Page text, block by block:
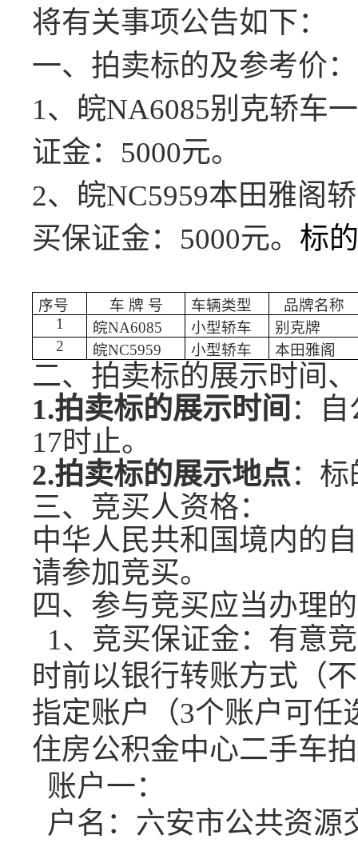
将有关事项公告如下：
一、 拍卖标的及参考价：
1、 皖NA6085别克轿车
证金：5000元。
2、皖NC5959本田雅阁
买保证金：5000元。 标
序号 车 牌 号 车辆类型
品牌名称
1
皖NA6085 小型轿车
别克牌
2
皖NC5959 小型轿车 本田雅阁
二、拍卖标的展示时间
1.拍卖标的展示时间 ：
17时止。
2.拍卖标的展示地点： 标
三、竞买人资格：
中华人民共和国境内的
请参加竞买。
四、参与竞买应当办理
1、 竞买保证金： 有意竞
时前以银行转账方式（
指定账户
（3个账户可任
住房公积金中心二手车
账户一：
户名：六安市公共资源